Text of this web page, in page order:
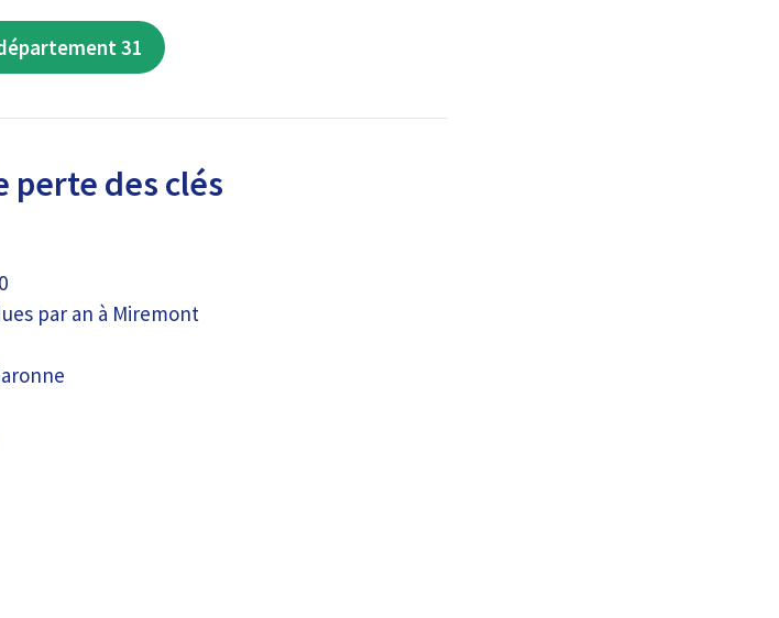
31
perte des clés
par an à Miremont